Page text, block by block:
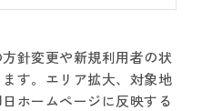
針変更や新規利用者の状
す。エリア拡大、対象地
ホームページに反映する